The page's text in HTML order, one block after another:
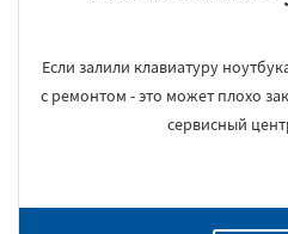
Если залили клавиатуру
с ремонтом - это может плохо
сервисный